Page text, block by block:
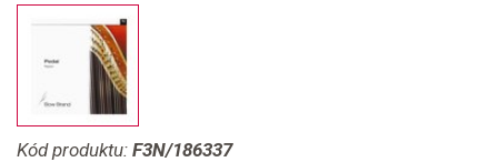
Kód produktu: F3N/186337